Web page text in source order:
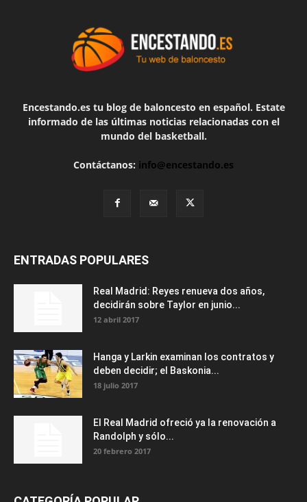
Encestando.es tu blog de baloncesto en español. Estate
informado de las últimas noticias relacionadas con el
mundo del basketball.
Contáctanos: info@encestando.es
ENTRADAS POPULARES
Real Madrid: Reyes renueva dos años,
decidirán sobre Taylor en junio...
12 abril 2017
Hanga y Larkin examinan los contratos y
deben decidir; el Baskonia...
18 julio 2017
El Real Madrid ofreció ya la renovación a
Randolph y sólo...
20 febrero 2017